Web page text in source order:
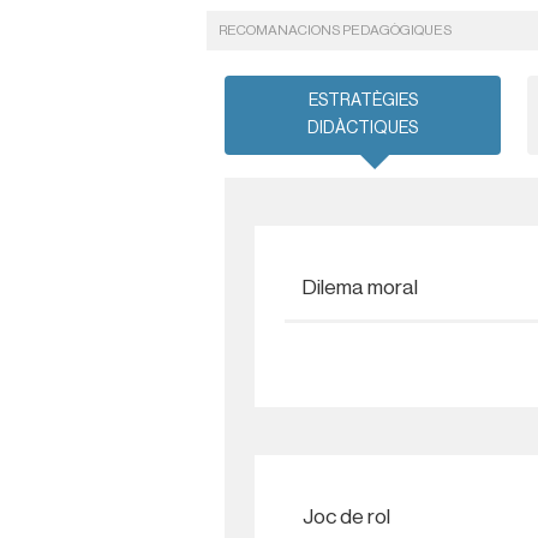
RECOMANACIONS PEDAGÒGIQUES
ESTRATÈGIES
DIDÀCTIQUES
Dilema moral
Joc de rol